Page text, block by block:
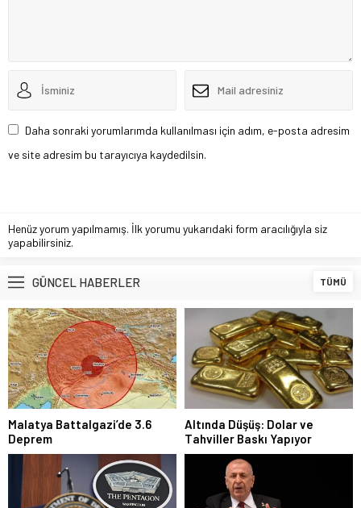
Daha sonraki yorumlarımda kullanılması için adım, e-posta adresim
ve site adresim bu tarayıcıya kaydedilsin.
Henüz yorum yapılmamış. İlk yorumu yukarıdaki form aracılığıyla siz
yapabilirsiniz.
GÜNCEL HABERLER TÜMÜ
Malatya Battalgazi’de 3.6
Deprem
Altında Düşüş: Dolar ve
Tahviller Baskı Yapıyor